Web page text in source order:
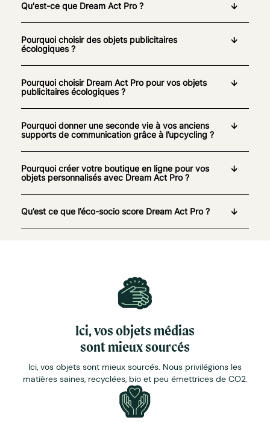
Qu'est-ce que Dream Act Pro ?
Pourquoi choisir des objets publicitaires
écologiques ?
Pourquoi choisir Dream Act Pro pour vos objets
publicitaires écologiques ?
Pourquoi donner une seconde vie à vos anciens
supports de communication grâce à l’upcycling ?
Pourquoi créer votre boutique en ligne pour vos
objets personnalisés avec Dream Act Pro ?
Qu’est ce que l’éco-socio score Dream Act Pro ?
Ici, vos objets médias
sont mieux sourcés
Ici, vos objets sont mieux sourcés. Nous privilégions les
matières saines, recyclées, bio et peu émettrices de CO2.